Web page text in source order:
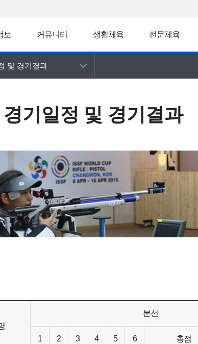
보 커뮤니티 생활체육 전문체육
및 경기결과
경기일정 및 경기결과
본선
1 2 3 4 5 6 총점